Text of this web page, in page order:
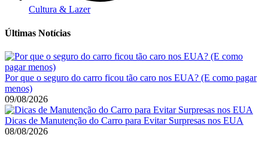
Cultura & Lazer
Últimas Notícias
Por que o seguro do carro ficou tão caro nos EUA? (E como pagar
menos)
09/08/2026
Dicas de Manutenção do Carro para Evitar Surpresas nos EUA
08/08/2026